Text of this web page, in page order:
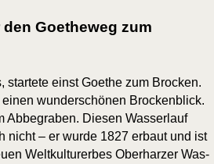
Goetheweg zum
star­te­te einst Goe­the zum Bro­cken.
wun­der­schö­nen Bro­cken­blick.
Abbe­gra­ben. Die­sen Was­ser­lauf
nicht – er wur­de 1827 erbaut und ist
Welt­kul­tur­er­bes Ober­har­zer Was­